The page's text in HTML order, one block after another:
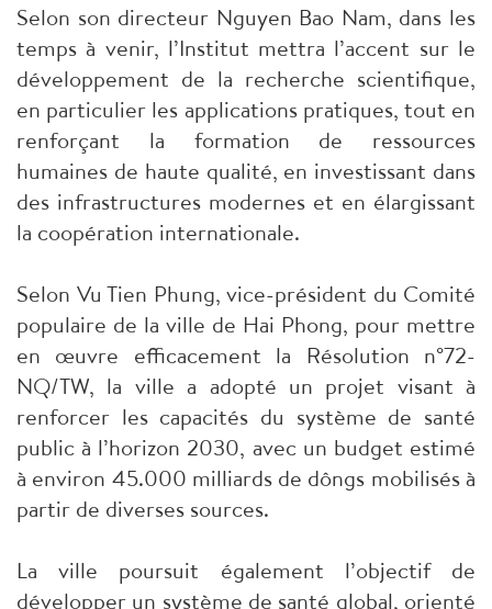
Selon son directeur Nguyen Bao Nam, dans les
temps à venir, l’Institut mettra l’accent sur le
développement de la recherche scientifique,
en particulier les applications pratiques, tout en
renforçant la formation de ressources
humaines de haute qualité, en investissant dans
des infrastructures modernes et en élargissant
la coopération internationale.
Selon Vu Tien Phung, vice-président du Comité
populaire de la ville de Hai Phong, pour mettre
en œuvre efficacement la Résolution n°72-
NQ/TW, la ville a adopté un projet visant à
renforcer les capacités du système de santé
public à l’horizon 2030, avec un budget estimé
à environ 45.000 milliards de dôngs mobilisés à
partir de diverses sources.
La ville poursuit également l’objectif de
développer un système de santé global, orienté